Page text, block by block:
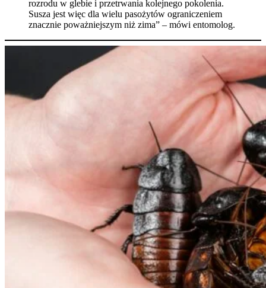
rozrodu w glebie i przetrwania kolejnego pokolenia.
Susza jest więc dla wielu pasożytów ograniczeniem
znacznie poważniejszym niż zima” – mówi entomolog.